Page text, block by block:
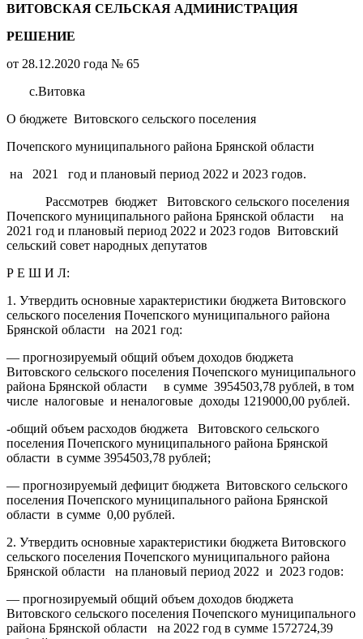
ВИТОВСКАЯ СЕЛЬСКАЯ АДМИНИСТРАЦИЯ
РЕШЕНИЕ
от 28.12.2020 года № 65
с.Витовка
О бюджете Витовского сельского поселения
Почепского муниципального района Брянской области
на 2021 год и плановый период 2022 и 2023 годов.
Рассмотрев бюджет Витовского сельского поселения
Почепского муниципального района Брянской области на
2021 год и плановый период 2022 и 2023 годов Витовский
сельский совет народных депутатов
Р Е Ш И Л:
1. Утвердить основные характеристики бюджета Витовского
сельского поселения Почепского муниципального района
Брянской области на 2021 год:
— прогнозируемый общий объем доходов бюджета
Витовского сельского поселения Почепского муниципального
района Брянской области в сумме 3954503,78 рублей, в том
числе налоговые и неналоговые доходы 1219000,00 рублей.
-общий объем расходов бюджета Витовского сельского
поселения Почепского муниципального района Брянской
области в сумме 3954503,78 рублей;
— прогнозируемый дефицит бюджета Витовского сельского
поселения Почепского муниципального района Брянской
области в сумме 0,00 рублей.
2. Утвердить основные характеристики бюджета Витовского
сельского поселения Почепского муниципального района
Брянской области на плановый период 2022 и 2023 годов:
— прогнозируемый общий объем доходов бюджета
Витовского сельского поселения Почепского муниципального
района Брянской области на 2022 год в сумме 1572724,39